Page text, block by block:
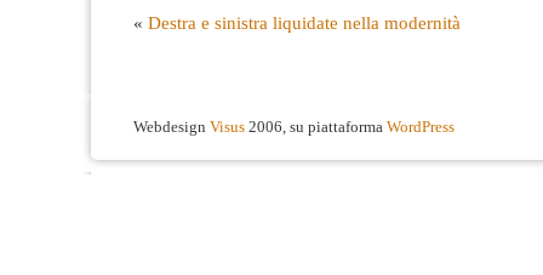
« Destra e sinistra liquidate nella modernità
Webdesign Visus 2006, su piattaforma WordPress